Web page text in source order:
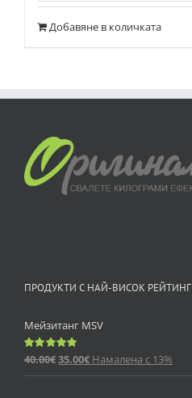
Добавяне в количката
ПРОДУКТИ С НАЙ-ВИСОК РЕЙТИНГ
Мейзитанг MSV
Оценено
40.00€35.00€ Намалена с 13%